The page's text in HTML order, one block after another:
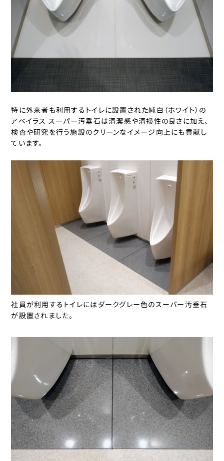
特に外来者も利用するトイレに設置された純白（ホワイト）の
アベイラス スーパー汚垂石は清潔感や清掃性の良さに加え、
検査や研究を行う施設のクリーンなイメージ向上にも貢献し
ています。
社員が利用するトイレにはダークグレー色のスーパー汚垂石
が設置されました。